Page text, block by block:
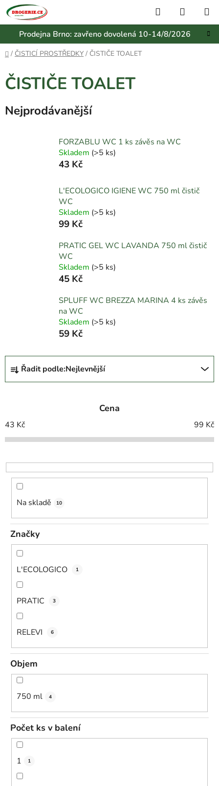
Přejít
na
obsah
Prodejna Brno: zavřeno dovolená 10-14/8/2026
Hledat
KOŠÍK
Domů
/ ČISTICÍ PROSTŘEDKY / ČISTIČE TOALET
ČISTIČE TOALET
Nejprodávanější
FORZABLU WC 1 ks závěs na WC
Skladem (>5 ks)
43 Kč
L'ECOLOGICO IGIENE WC 750 ml čistič
WC
Skladem (>5 ks)
99 Kč
PRATIC GEL WC LAVANDA 750 ml čistič
WC
Skladem (>5 ks)
45 Kč
SPLUFF WC BREZZA MARINA 4 ks závěs
na WC
Skladem (>5 ks)
59 Kč
Ř
z
í
p
o
d
ů
Řadit podle:Nejlevnější
Cena
43 Kč 99 Kč
Na skladě 10
Značky
L'ECOLOGICO 1
PRATIC 3
RELEVI 6
Objem
750 ml 4
Počet ks v balení
1 1